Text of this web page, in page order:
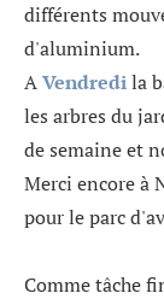
différents
d'aluminium.
AVendredila
les arbres du
de semaine et
Merci encore à
pour le parc
Comme tâche